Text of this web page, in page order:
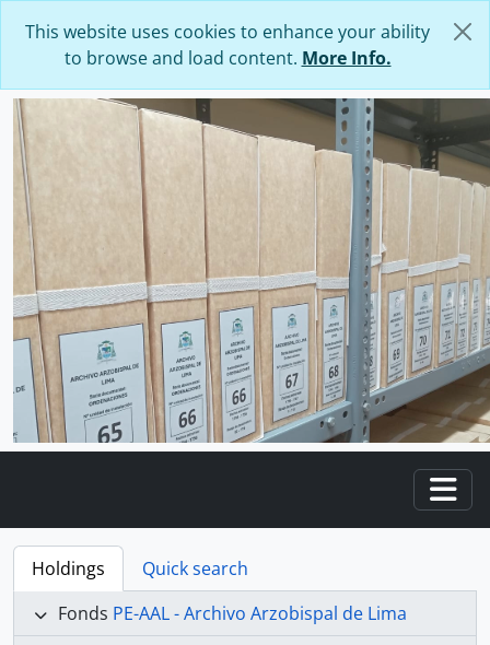
This website uses cookies to enhance your ability
to browse and load content. More Info.
Holdings
Quick search
Fonds PE-AAL - Archivo Arzobispal de Lima